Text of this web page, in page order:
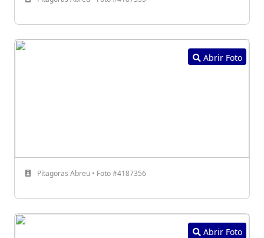
Abrir Foto
Pitagoras Abreu • Foto #4187356
Abrir Foto